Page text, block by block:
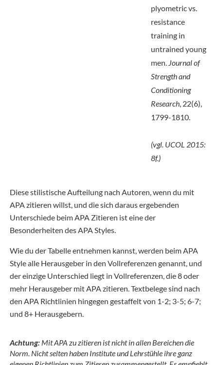
plyometric vs.
resistance
training in
untrained young
men. Journal of
Strength and
Conditioning
Research, 22(6),
1799-1810.
(vgl. UCOL 2015:
8f.)
Diese stilistische Aufteilung nach Autoren, wenn du mit
APA zitieren willst, und die sich daraus ergebenden
Unterschiede beim APA Zitieren ist eine der
Besonderheiten des APA Styles.
Wie du der Tabelle entnehmen kannst, werden beim APA
Style alle Herausgeber in den Vollreferenzen genannt, und
der einzige Unterschied liegt in Vollreferenzen, die 8 oder
mehr Herausgeber mit APA zitieren. Textbelege sind nach
den APA Richtlinien hingegen gestaffelt von 1-2; 3-5; 6-7;
und 8+ Herausgebern.
Achtung: Mit APA zu zitieren ist nicht in allen Bereichen die
Norm. Nicht selten haben Institute und Lehrstühle ihre ganz